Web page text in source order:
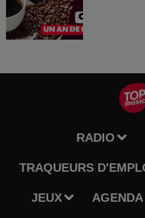
RADIO
TRAQUEURS
JEUX AGENDA